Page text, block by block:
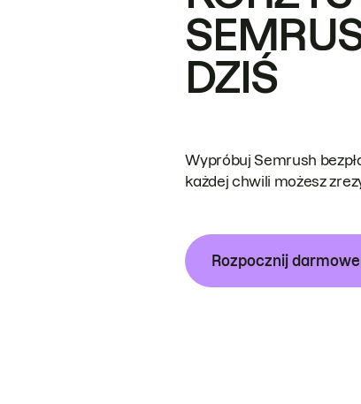
DZIŚ
Wypróbuj Semrush
każdej chwili możesz
Rozpocznij